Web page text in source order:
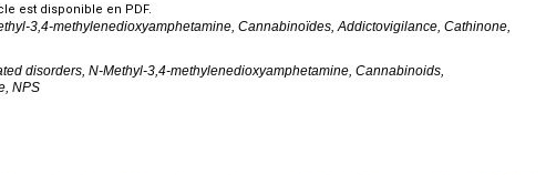
est disponible en PDF.
3,4-methylenedioxyamphetamine, Cannabinoïdes, Addictovigilance, Cathinone,
disorders, N-Methyl-3,4-methylenedioxyamphetamine, Cannabinoids,
NPS